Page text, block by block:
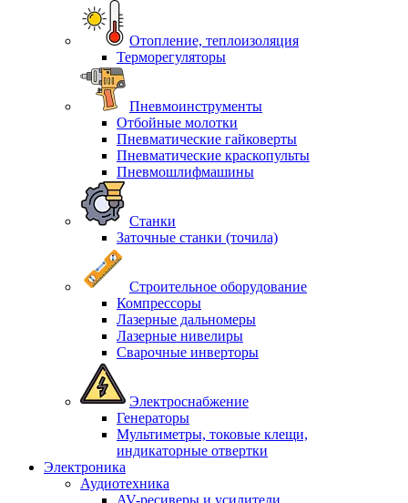
Отопление, теплоизоляция
Терморегуляторы
Пневмоинструменты
Отбойные молотки
Пневматические гайковерты
Пневматические краскопульты
Пневмошлифмашины
Станки
Заточные станки (точила)
Строительное оборудование
Компрессоры
Лазерные дальномеры
Лазерные нивелиры
Сварочные инверторы
Электроснабжение
Генераторы
Мультиметры, токовые клещи,
индикаторные отвертки
Электроника
Аудиотехника
AV-ресиверы и усилители